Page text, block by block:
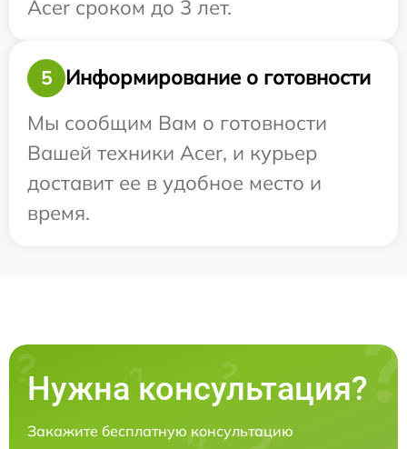
Acer сроком до 3 лет.
5
Информирование о готовности
Мы сообщим Вам о готовности
Вашей техники Acer, и курьер
доставит ее в удобное место и
время.
Нужна консультация?
Закажите бесплатную консультацию